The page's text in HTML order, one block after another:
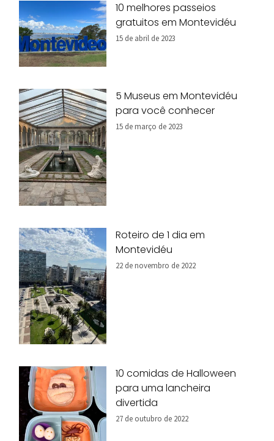
10 melhores passeios
gratuitos em Montevidéu
15 de abril de 2023
5 Museus em Montevidéu
para você conhecer
15 de março de 2023
Roteiro de 1 dia em
Montevidéu
22 de novembro de 2022
10 comidas de Halloween
para uma lancheira
divertida
27 de outubro de 2022